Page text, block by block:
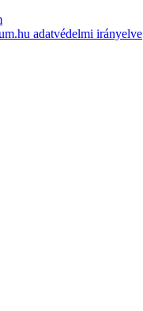
adatvédelmi irányelve